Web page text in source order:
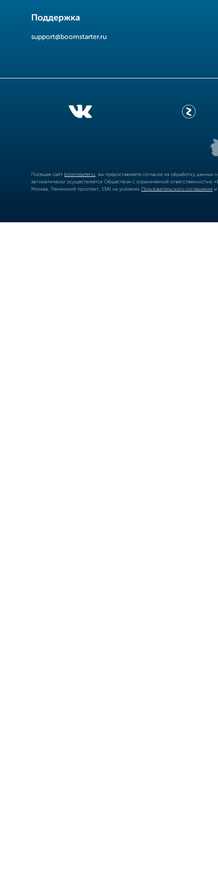
Поддержка
support@boomstarter.ru
Посещая сайт boomstarter.ru , вы предоставляете согласие на обработку
автоматически осуществляется Обществом с ограниченной
Москва, Ленинский проспект, 15А) на условиях Пользовательского соглашения и